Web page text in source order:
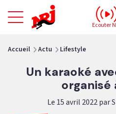
NRJ - Accueil
Ecouter
Accueil Actu Lifestyle
Un karaoké
organisé
Le 15 avril 2022 par